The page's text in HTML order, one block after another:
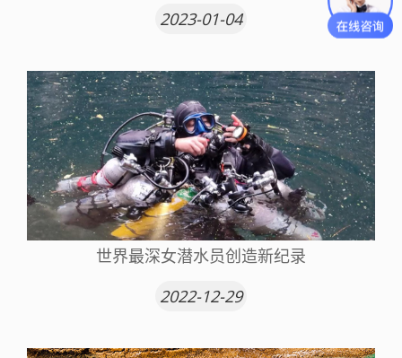
2023-01-04
世界最深女潜水员创造新纪录
2022-12-29